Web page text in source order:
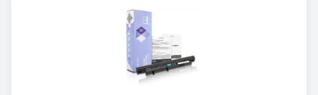
Zawiera baterię / akumulator